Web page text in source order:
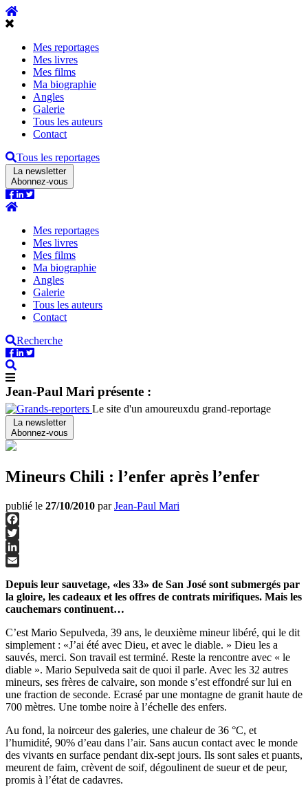
Mes reportages
Mes livres
Mes films
Ma biographie
Angles
Galerie
Tous les auteurs
Contact
Tous les reportages
La newsletter
Abonnez-vous
Mes reportages
Mes livres
Mes films
Ma biographie
Angles
Galerie
Tous les auteurs
Contact
Recherche
Jean-Paul Mari présente :
Le site d'un amoureuxdu grand-reportage
La newsletter
Abonnez-vous
Mineurs Chili : l’enfer après l’enfer
publié le 27/10/2010 parJean-Paul Mari
Facebook
Twitter
LinkedIn
Depuis leur sauvetage, «les 33» de San José sont submergés par
la gloire, les cadeaux et les offres de contrats mirifiques. Mais les
cauchemars continuent…
C’est Mario Sepulveda, 39 ans, le deuxième mineur libéré, qui le dit
simplement : «J’ai été avec Dieu, et avec le diable. » Dieu les a
sauvés, merci. Son travail est terminé. Reste la rencontre avec « le
diable ». Mario Sepulveda sait de quoi il parle. Avec les 32 autres
mineurs, ses frères de calvaire, son monde s’est effondré sur lui en
une fraction de seconde. Ecrasé par une montagne de granit haute de
700 mètres. Une tombe noire à l’échelle des enfers.
Au fond, la noirceur des galeries, une chaleur de 36 °C, et
l’humidité, 90% d’eau dans l’air. Sans aucun contact avec le monde
des vivants en surface pendant dix-sept jours. Ils sont sales et puants,
meurent de faim, crèvent de soif, dégoulinent de sueur et de peur,
promis à l’état de cadavres.